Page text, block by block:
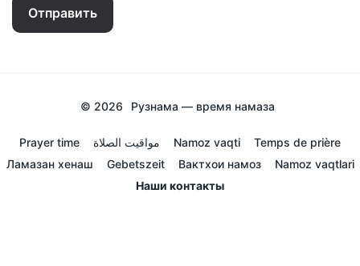
Отправить
© 2026 Рузнама — время намаза
Prayer time مواقيت الصلاة Namoz vaqti
Temps de prière
Ламазан хенаш
Gebetszeit Вактхои намоз
Namoz vaqtlari
Наши контакты